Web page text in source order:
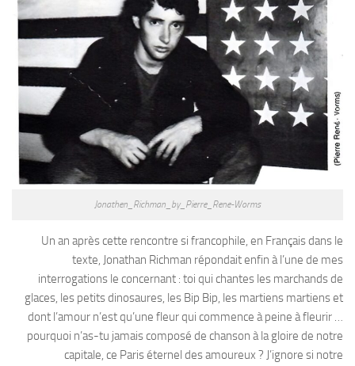
Jonathen_Richman_by_Pierre_Rene-Worms
Un an après cette rencontre si francophile, en Français dans le
texte, Jonathan Richman répondait enfin à l’une de mes
interrogations le concernant : toi qui chantes les marchands de
glaces, les petits dinosaures, les Bip Bip, les martiens martiens et
dont l’amour n’est qu’une fleur qui commence à peine à fleurir …
pourquoi n’as-tu jamais composé de chanson à la gloire de notre
capitale, ce Paris éternel des amoureux ? J’ignore si notre